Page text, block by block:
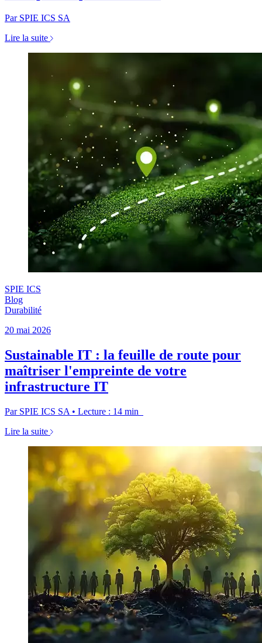
Par SPIE ICS SA
Lire la suite
SPIE ICS
Blog
Durabilité
20 mai 2026
Sustainable IT : la feuille de route pour
maîtriser l'empreinte de votre
infrastructure IT
Par SPIE ICS SA • Lecture : 14 min
Lire la suite